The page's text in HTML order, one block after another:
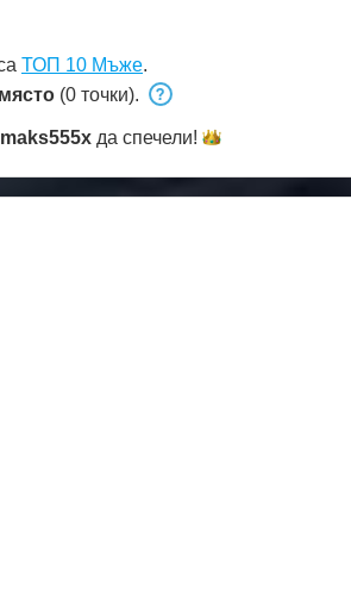
ТОП 10 Мъже.
(0 точки).
maks555x да спечели!